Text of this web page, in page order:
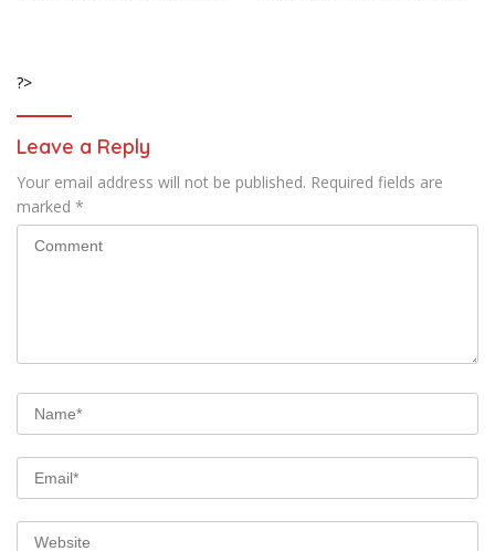
?>
Leave a Reply
Your email address will not be published. Required fields are
marked *